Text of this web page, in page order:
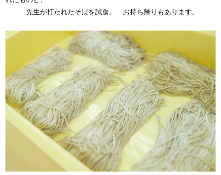
先生が打たれたそばを試食。 お持ち帰りもあります。